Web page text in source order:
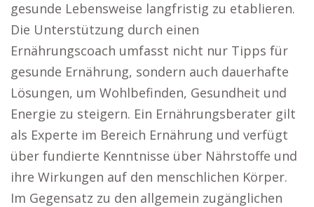
gesunde Lebensweise langfristig zu etablieren.
Die Unterstützung durch einen
Ernährungscoach umfasst nicht nur Tipps für
gesunde Ernährung, sondern auch dauerhafte
Lösungen, um Wohlbefinden, Gesundheit und
Energie zu steigern. Ein Ernährungsberater gilt
als Experte im Bereich Ernährung und verfügt
über fundierte Kenntnisse über Nährstoffe und
ihre Wirkungen auf den menschlichen Körper.
Im Gegensatz zu den allgemein zugänglichen